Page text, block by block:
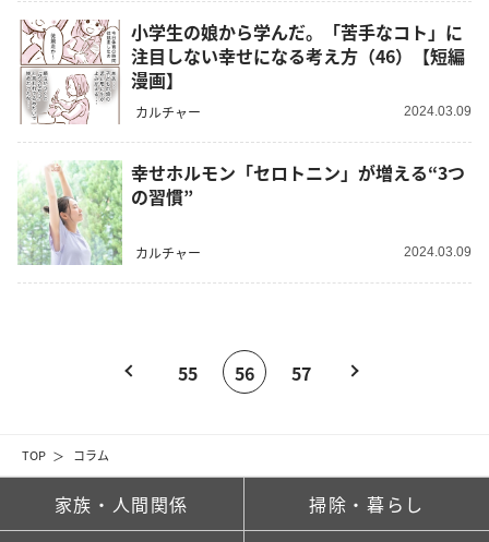
TOP コラム
小学生の娘から学んだ。「苦手なコト」に
注目しない幸せになる考え方（46）【短編
漫画】
カルチャー 2024.03.09
幸せホルモン「セロトニン」が増える“3つ
の習慣”
カルチャー 2024.03.09
55 56 57
家族・人間関係 掃除・暮らし